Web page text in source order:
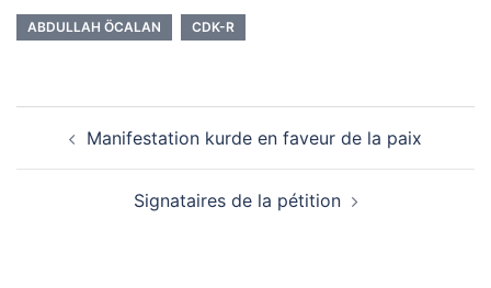
ABDULLAH ÖCALAN CDK-R
d’articleManifestation kurde en faveur de la paix
Signataires de la pétition